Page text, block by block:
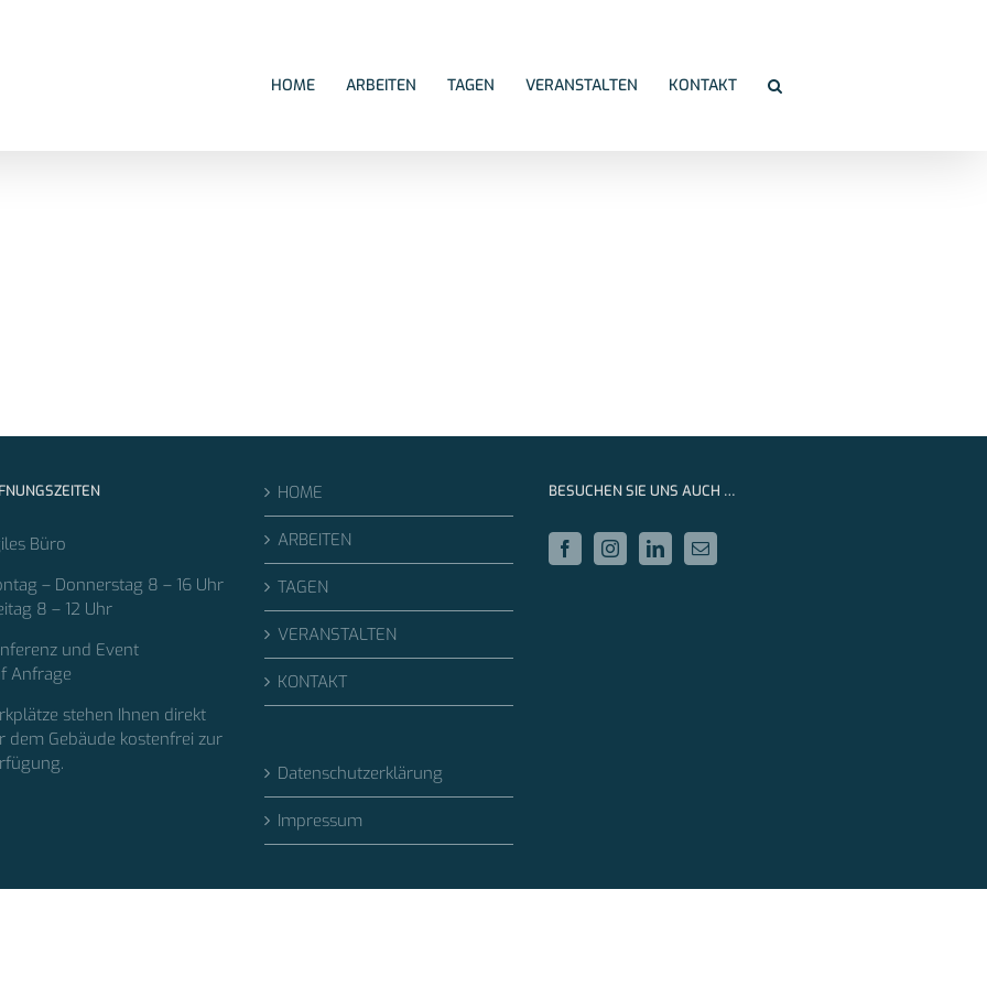
HOME ARBEITEN TAGEN VERANSTALTEN KONTAKT
Büro
– Donnerstag 8 – 16 Uhr
8 – 12 Uhr
und Event
Anfrage
stehen Ihnen direkt
dem Gebäude kostenfrei zur
HOME
ARBEITEN
TAGEN
VERANSTALTEN
KONTAKT
Datenschutzerklärung
Impressum
BESUCHEN SIE UNS AUCH …